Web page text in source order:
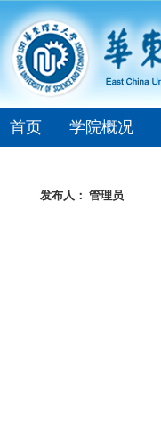
首页 学院概况
发布人：管理员